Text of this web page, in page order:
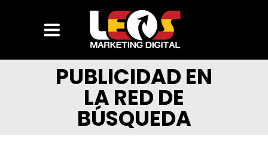
PUBLICIDAD EN
LA RED DE
BÚSQUEDA